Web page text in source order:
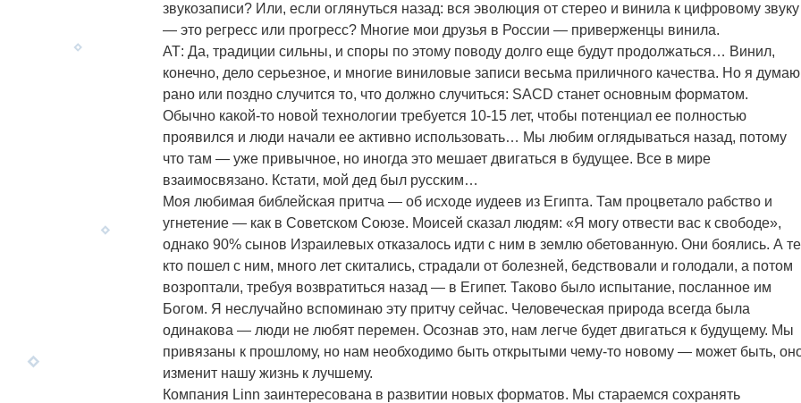
звукозаписи? Или, если оглянуться назад: вся эволюция от стерео и винила к цифровому звуку
— это регресс или прогресс? Многие мои друзья в России — приверженцы винила.
АТ: Да, традиции сильны, и споры по этому поводу долго еще будут продолжаться… Винил,
конечно, дело серьезное, и многие виниловые записи весьма приличного качества. Но я
рано или поздно случится то, что должно случиться: SACD станет основным форматом.
Обычно какой-то новой технологии требуется 10-15 лет, чтобы потенциал ее полностью
проявился и люди начали ее активно использовать… Мы любим оглядываться назад, потому
что там — уже привычное, но иногда это мешает двигаться в будущее. Все в мире
взаимосвязано. Кстати, мой дед был русским…
Моя любимая библейская притча — об исходе иудеев из Египта. Там процветало рабство и
угнетение — как в Советском Союзе. Моисей сказал людям: «Я могу отвести вас к свободе»,
однако 90% сынов Израилевых отказалось идти с ним в землю обетованную. Они боялись. А
кто пошел с ним, много лет скитались, страдали от болезней, бедствовали и голодали, а потом
возроптали, требуя возвратиться назад — в Египет. Таково было испытание, посланное им
Богом. Я неслучайно вспоминаю эту притчу сейчас. Человеческая природа всегда была
одинакова — люди не любят перемен. Осознав это, нам легче будет двигаться к будущему. Мы
привязаны к прошлому, но нам необходимо быть открытыми чему-то новому — может быть,
изменит нашу жизнь к лучшему.
Компания Linn заинтересована в развитии новых форматов. Мы стараемся сохранять